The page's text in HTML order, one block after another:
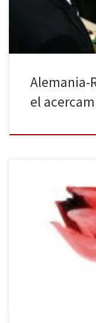
la violencia […]
Alemania-
el
Seix Barral publica
protagonizada por
uno de los mejores
de Muerte por agua
protagonista a